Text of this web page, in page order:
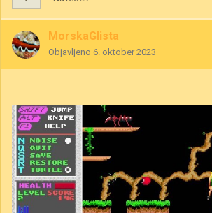
MorskaGlista
Objavljeno 6. oktober 2023